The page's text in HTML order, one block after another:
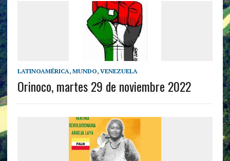
LATINOAMÉRICA, MUNDO, VENEZUELA
Orinoco, martes 29 de noviembre 2022